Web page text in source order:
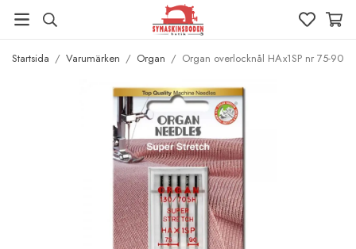
Startsida / Varumärken / Organ / Organ overlocknål HAx1SP nr 75-90